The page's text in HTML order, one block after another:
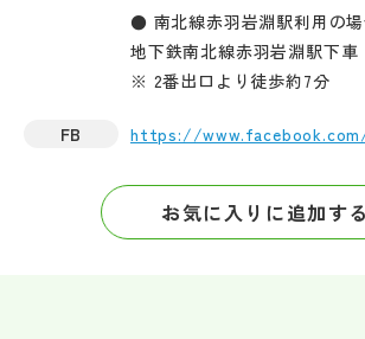
● 南北線赤羽岩淵駅利用の
地下鉄南北線赤羽岩淵駅下車
※ 2番出口より徒歩約7分
FB https://
お気に入りに追加する